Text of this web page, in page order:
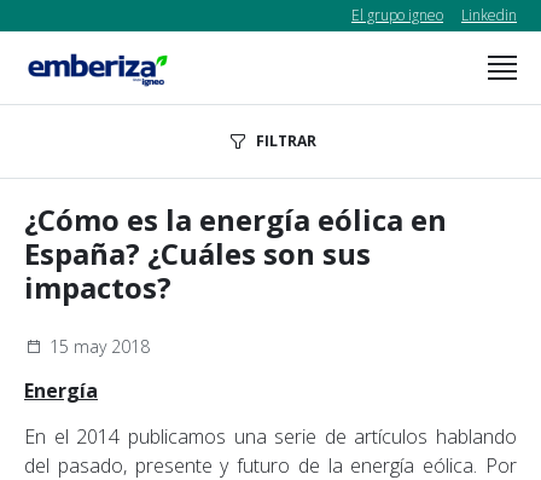
El grupo igneo Linkedin
FILTRAR
¿Cómo es la energía eólica en
España? ¿Cuáles son sus
impactos?
15 may 2018
Energía
En el 2014 publicamos una serie de artículos hablando
del pasado, presente y futuro de la energía eólica. Por